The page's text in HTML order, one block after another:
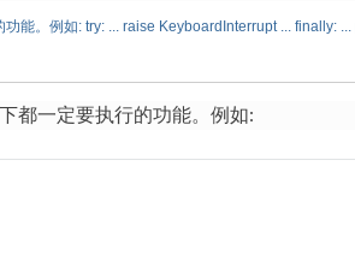
能。例如: try: ... raise KeyboardInterrupt ... finally:
都一定要执行的功能。例如: